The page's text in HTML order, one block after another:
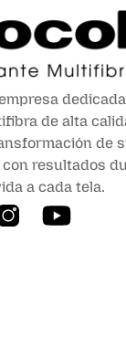
de alta
de
resultados
a cada tela.